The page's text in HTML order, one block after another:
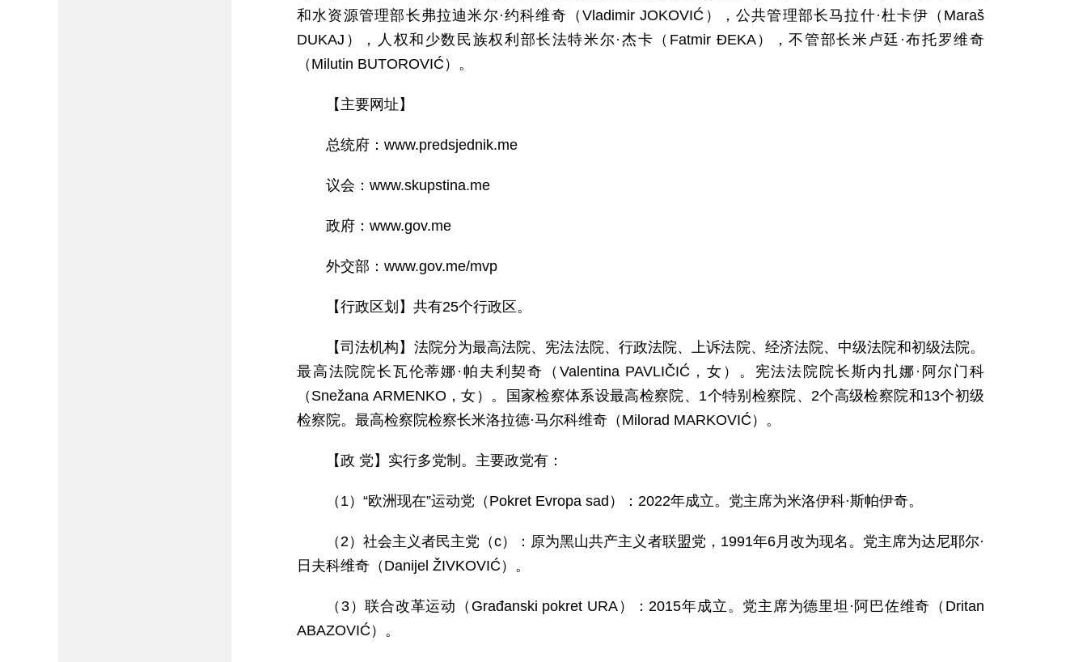
和水资源管理部长弗拉迪米尔·约科维奇（Vladimir JOKOVIĆ），公共管理部长马拉什·杜卡伊（Maraš
DUKAJ），人权和少数民族权利部长法特米尔·杰卡（Fatmir ĐEKA），不管部长米卢廷·布托罗维奇
（Milutin BUTOROVIĆ）。
【主要网址】
总统府：www.predsjednik.me
议会：www.skupstina.me
政府：www.gov.me
外交部：www.gov.me/mvp
【行政区划】共有25个行政区。
【司法机构】法院分为最高法院、宪法法院、行政法院、上诉法院、经济法院、中级法院和初级法院。
最高法院院长瓦伦蒂娜·帕夫利契奇（Valentina PAVLIČIĆ，女）。宪法法院院长斯内扎娜·阿尔门科
（Snežana ARMENKO，女）。国家检察体系设最高检察院、1个特别检察院、2个高级检察院和13个初级
检察院。最高检察院检察长米洛拉德·马尔科维奇（Milorad MARKOVIĆ）。
【政 党】实行多党制。主要政党有：
（1）“欧洲现在”运动党（Pokret Evropa sad）：2022年成立。党主席为米洛伊科·斯帕伊奇。
（2）社会主义者民主党（c）：原为黑山共产主义者联盟党，1991年6月改为现名。党主席为达尼耶尔·
日夫科维奇（Danijel ŽIVKOVIĆ）。
（3）联合改革运动（Građanski pokret URA）：2015年成立。党主席为德里坦·阿巴佐维奇（Dritan
ABAZOVIĆ）。